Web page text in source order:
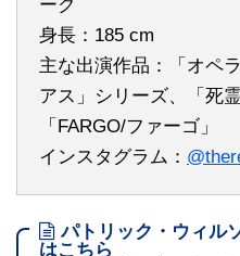
ーク
身長：185 cm
主な出演作品：「オペ
アス」シリーズ、「死
「FARGO/ファーゴ」
インスタグラム：
パトリック・ウィル
はこちら